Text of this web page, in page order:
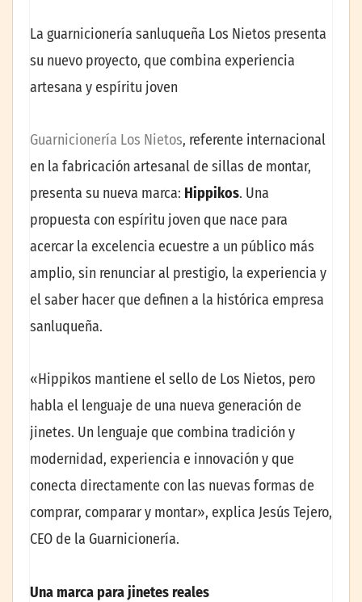
La guarnicionería sanluqueña Los Nietos presenta
su nuevo proyecto, que combina experiencia
artesana y espíritu joven
Guarnicionería Los Nietos, referente internacional
en la fabricación artesanal de sillas de montar,
presenta su nueva marca: Hippikos. Una
propuesta con espíritu joven que nace para
acercar la excelencia ecuestre a un público más
amplio, sin renunciar al prestigio, la experiencia y
el saber hacer que definen a la histórica empresa
sanluqueña.
«Hippikos mantiene el sello de Los Nietos, pero
habla el lenguaje de una nueva generación de
jinetes. Un lenguaje que combina tradición y
modernidad, experiencia e innovación y que
conecta directamente con las nuevas formas de
comprar, comparar y montar», explica Jesús Tejero,
CEO de la Guarnicionería.
Una marca para jinetes reales